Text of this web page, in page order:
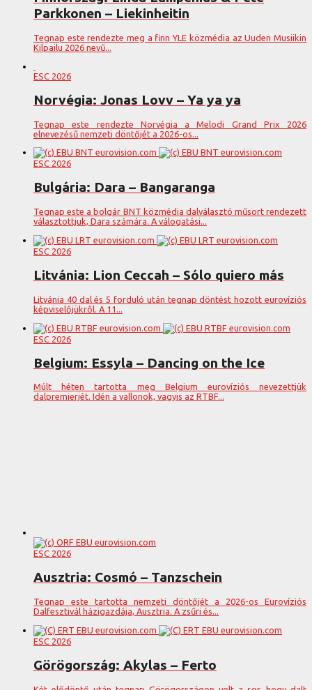
Parkkonen – Liekinheitin
Tegnap este rendezte meg a finn YLE közmédia az Uuden Musiikin
Kilpailu 2026 nevű...
ESC 2026
Norvégia: Jonas Lovv – Ya ya ya
Tegnap este rendezte Norvégia a Melodi Grand Prix 2026
elnevezésű nemzeti döntőjét a 2026-os...
ESC 2026
Bulgária: Dara – Bangaranga
Tegnap este a bolgár BNT közmédia dalválasztó műsort rendezett
választottjuk, Dara számára. A válogatási...
ESC 2026
Litvánia: Lion Ceccah – Sólo quiero más
Litvánia 40 dal és 5 forduló után tegnap döntést hozott eurovíziós
képviselőjükről. A 11...
ESC 2026
Belgium: Essyla – Dancing on the Ice
Múlt héten tartotta meg Belgium eurovíziós nevezettjük
dalpremierjét. Idén a vallonok, vagyis az RTBF...
ESC 2026
Ausztria: Cosmó – Tanzschein
Tegnap este tartotta nemzeti döntőjét a 2026-os Eurovíziós
Dalfesztivál házigazdája, Ausztria. A zsűri és...
ESC 2026
Görögország: Akylas – Ferto